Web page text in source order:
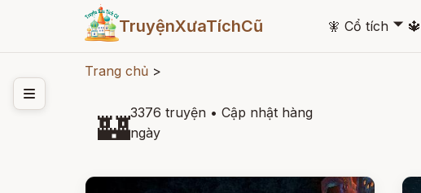
TruyệnXưaTíchCũ 🧚 Cổ tích 🞃 🔱
Trang chủ >
🏰3376 truyện • Cập nhật hàng
ngày